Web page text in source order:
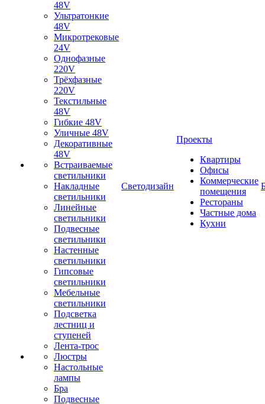
48V
Ультратонкие
48V
Микротрековые
24V
Однофазные
220V
Трёхфазные
220V
Текстильные
48V
Гибкие 48V
Уличные 48V
Декоративные
48V
Встраиваемые
светильники
Накладные
светильники
Линейные
светильники
Подвесные
светильники
Настенные
светильники
Гипсовые
светильники
Мебельные
светильники
Подсветка
лестниц и
ступеней
Лента-трос
Люстры
Настольные
лампы
Бра
Подвесные
Светодизайн
Проекты
Квартиры
Офисы
Коммерческие
помещения
Рестораны
Частные дома
Кухни